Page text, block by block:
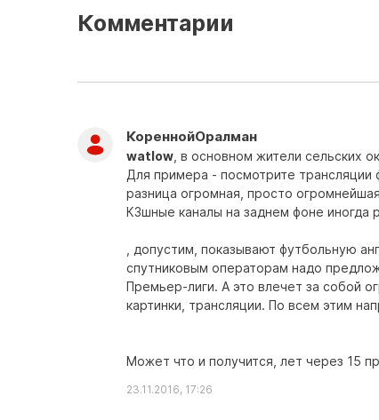
Комментарии
КореннойОралман
watlow , в основном жители сельских
Для примера - посмотрите трансляции
разница огромная, просто
КЗшные каналы на заднем фоне иногда
, допустим, показывают футбольную
спутниковым операторам надо
Премьер-лиги. А это влечет за собой
картинки, трансляции. По всем этим
Может что и получится, лет через 15
23.11.2016, 17:26